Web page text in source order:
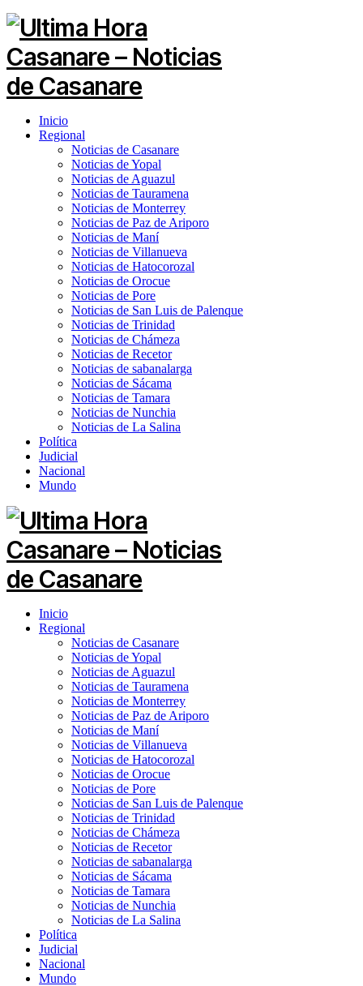
Inicio
Regional
Noticias de Casanare
Noticias de Yopal
Noticias de Aguazul
Noticias de Tauramena
Noticias de Monterrey
Noticias de Paz de Ariporo
Noticias de Maní
Noticias de Villanueva
Noticias de Hatocorozal
Noticias de Orocue
Noticias de Pore
Noticias de San Luis de Palenque
Noticias de Trinidad
Noticias de Chámeza
Noticias de Recetor
Noticias de sabanalarga
Noticias de Sácama
Noticias de Tamara
Noticias de Nunchia
Noticias de La Salina
Política
Judicial
Nacional
Mundo
Inicio
Regional
Noticias de Casanare
Noticias de Yopal
Noticias de Aguazul
Noticias de Tauramena
Noticias de Monterrey
Noticias de Paz de Ariporo
Noticias de Maní
Noticias de Villanueva
Noticias de Hatocorozal
Noticias de Orocue
Noticias de Pore
Noticias de San Luis de Palenque
Noticias de Trinidad
Noticias de Chámeza
Noticias de Recetor
Noticias de sabanalarga
Noticias de Sácama
Noticias de Tamara
Noticias de Nunchia
Noticias de La Salina
Política
Judicial
Nacional
Mundo